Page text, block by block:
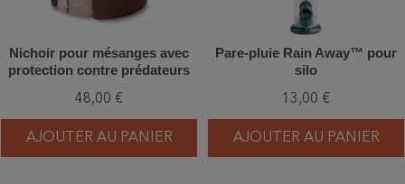
Nichoir pour mésanges avec
protection contre prédateurs
Schwegler (3SV - 122/1)
48,00 €
AJOUTER AU PANIER
Pare-pluie Rain Away™ pour
silo
13,00 €
AJOUTER AU PANIER